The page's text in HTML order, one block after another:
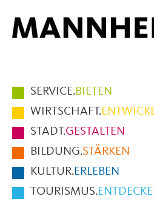
Hauptmenüpunkte
im
Fußbereich
der
Seite
SERVICE.BIETEN
WIRTSCHAFT.
STADT.GESTALTEN
BILDUNG.STÄRKEN
KULTUR.ERLEBEN
TOURISMUS.